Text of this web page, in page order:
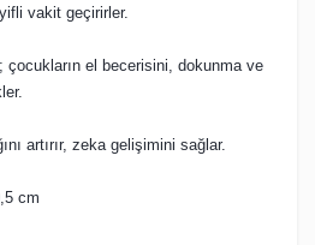
vakit geçirirler.
el becerisini, dokunma ve
artırır, zeka gelişimini sağlar.
cm